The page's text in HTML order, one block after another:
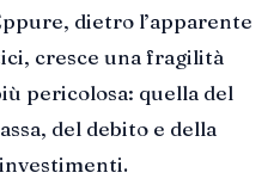
dietro l’apparente
cresce una fragilità
pericolosa: quella del
del debito e della